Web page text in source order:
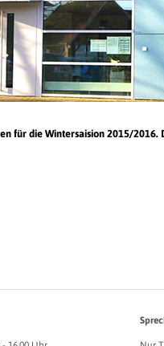
für die Wintersaision 2015/2016.